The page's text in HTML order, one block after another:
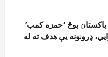
پاکستان پوځ ‘حمزه کمپ’
ډرونونه یې هدف ته له